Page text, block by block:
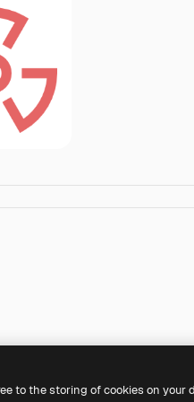
to the storing of cookies on your